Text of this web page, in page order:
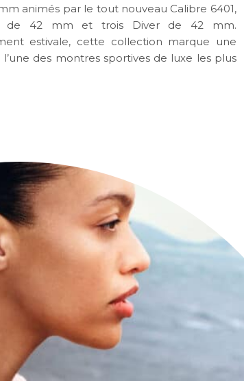
animés par le tout nouveau Calibre 6401,
de 42 mm et trois Diver de 42 mm.
estivale, cette collection marque une
des montres sportives de luxe les plus